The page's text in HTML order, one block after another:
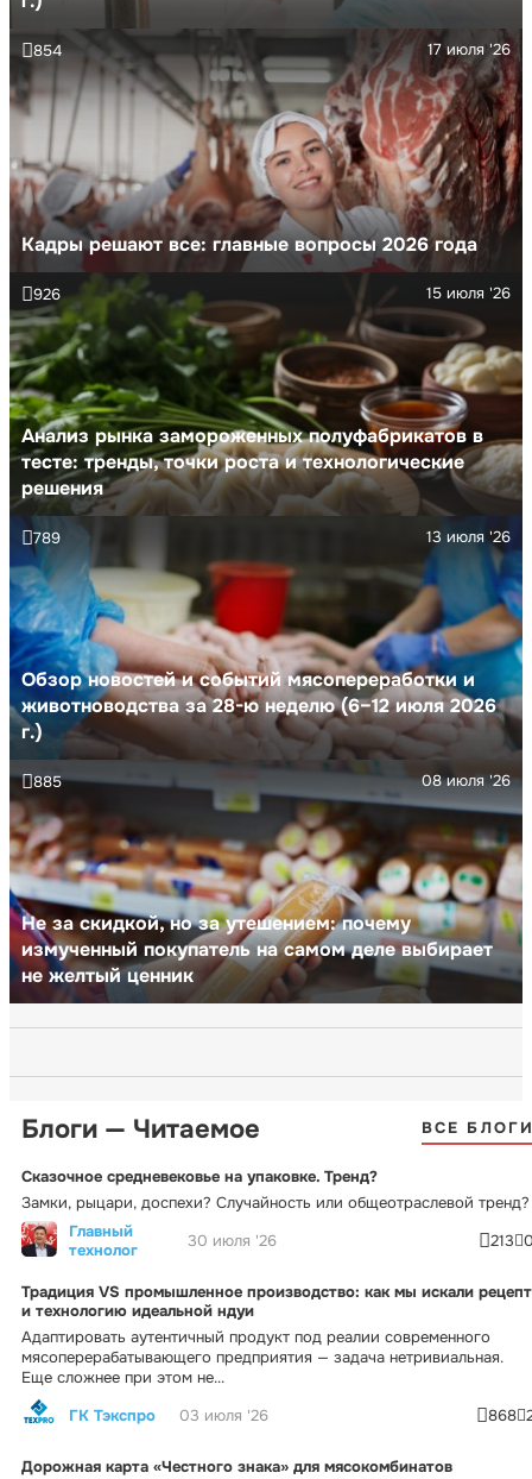
Кадры решают все: главные вопросы 2026 года
17 июля '26
854
Анализ рынка замороженных полуфабрикатов в
тесте: тренды, точки роста и технологические
решения
15 июля '26
926
Обзор новостей и событий мясопереработки и
животноводства за 28-ю неделю (6–12 июля 2026
г.)
13 июля '26
789
Не за скидкой, но за утешением: почему
измученный покупатель на самом деле выбирает
не желтый ценник
08 июля '26
885
Блоги — Читаемое ВСЕ
Сказочное средневековье на упаковке. Тренд?
Замки, рыцари, доспехи? Случайность или общеотраслевой тренд?
Главный
технолог
30 июля '26 213
Традиция VS промышленное производство: как мы искали рецепт
и технологию идеальной ндуи
Адаптировать аутентичный продукт под реалии современного
мясоперерабатывающего предприятия — задача нетривиальная.
Еще сложнее при этом не...
ГК Тэкспро
03 июля '26 868
Дорожная карта «Честного знака» для мясокомбинатов